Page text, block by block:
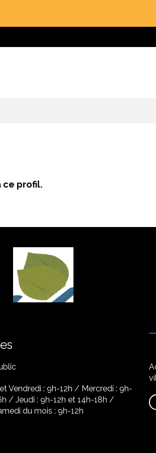
ce profil.
Vendredi : 9h-12h / Mercredi : 9h-
/ Jeudi : 9h-12h et 14h-18h /
du mois : 9h-12h